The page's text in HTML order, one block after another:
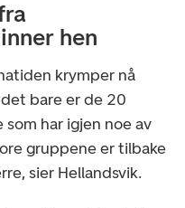
hen
krymper nå
bare er de 20
har igjen noe av
gruppene er tilbake
sier Hellandsvik.